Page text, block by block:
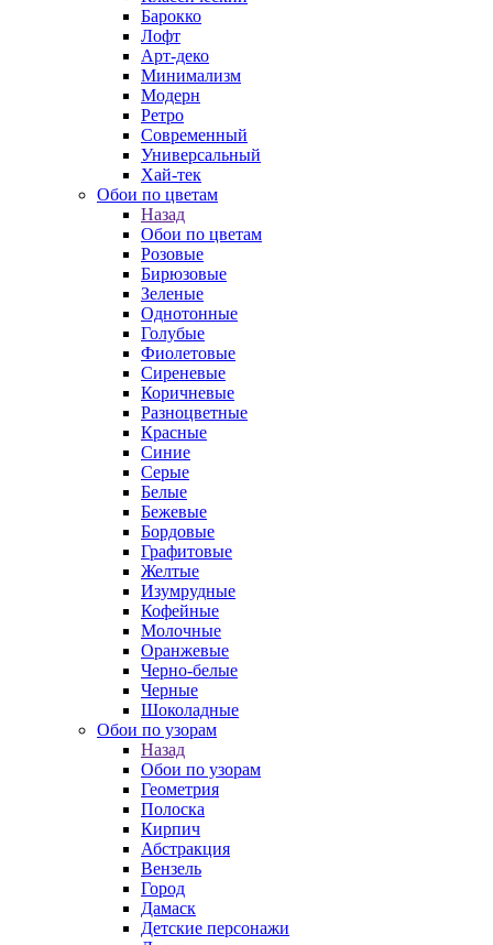
Барокко
Лофт
Арт-деко
Минимализм
Модерн
Ретро
Современный
Универсальный
Хай-тек
Обои по цветам
Назад
Обои по цветам
Розовые
Бирюзовые
Зеленые
Однотонные
Голубые
Фиолетовые
Сиреневые
Коричневые
Разноцветные
Красные
Синие
Серые
Белые
Бежевые
Бордовые
Графитовые
Желтые
Изумрудные
Кофейные
Молочные
Оранжевые
Черно-белые
Черные
Шоколадные
Обои по узорам
Назад
Обои по узорам
Геометрия
Полоска
Кирпич
Абстракция
Вензель
Город
Дамаск
Детские персонажи